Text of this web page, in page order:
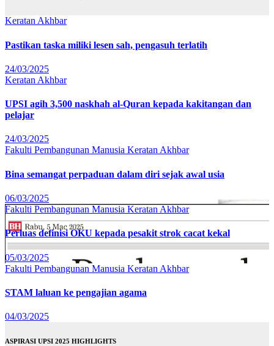
Keratan Akhbar
Pastikan taska miliki lesen sah, pengasuh terlatih
24/03/2025
Keratan Akhbar
UPSI agih 3,500 naskhah al-Quran kepada kakitangan dan
pelajar
24/03/2025
Fakulti Pembangunan Manusia Keratan Akhbar
Bina semangat perpaduan dalam diri sejak awal usia
06/03/2025
Fakulti Pembangunan Manusia Keratan Akhbar
Perluas definisi OKU kepada pesakit strok cacat kekal
05/03/2025
Fakulti Pembangunan Manusia Keratan Akhbar
STAM laluan ke pengajian agama
04/03/2025
ASPIRASI UPSI 2025 HIGHLIGHTS